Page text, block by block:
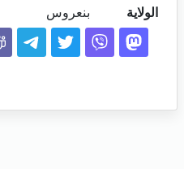
الولاية بنعروس